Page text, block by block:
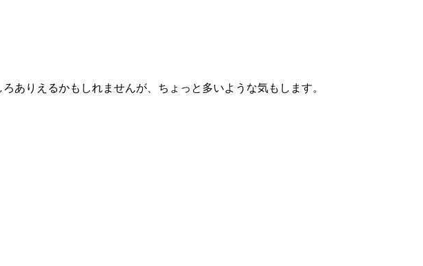
ありえるかもしれませんが、ちょっと多いような気もします。